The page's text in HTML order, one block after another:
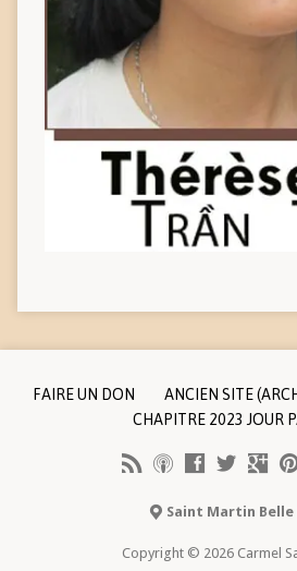
FAIRE UN DON ANCIEN SITE
CHAPITRE 2023 JOUR
Saint Martin Belle
Copyright © 2026 Carmel